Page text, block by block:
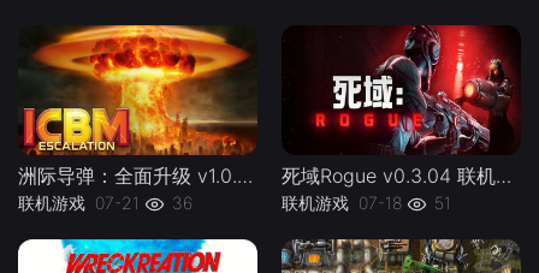
洲际导弹：全面升级 v1.0.0 联机 ICBM lj -下载-游戏本体-绿色免安装-解压即玩~
联机游戏 07-21 36
死域Rogue v0.3.04 联机Deadzone Rogue lj -下载-游戏本体-绿色免安装-解压即玩~
联机游戏 07-18 51